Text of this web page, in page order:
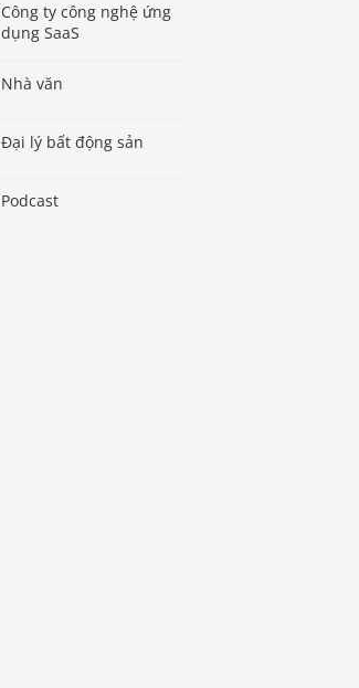
Công ty công nghệ ứng
dụng SaaS
Nhà văn
Đại lý bất động sản
Podcast